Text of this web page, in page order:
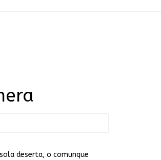
deserta, o comunque